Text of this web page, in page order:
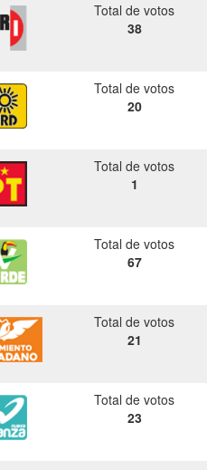
Total de votos
38
Total de votos
20
Total de votos
1
Total de votos
67
Total de votos
21
Total de votos
23